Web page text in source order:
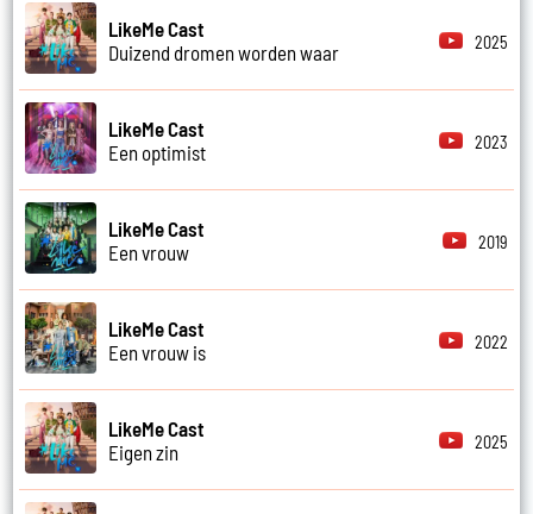
LikeMe Cast
Duizend dromen worden waar
2025
LikeMe Cast
Een optimist
2023
LikeMe Cast
Een vrouw
2019
LikeMe Cast
Een vrouw is
2022
LikeMe Cast
Eigen zin
2025